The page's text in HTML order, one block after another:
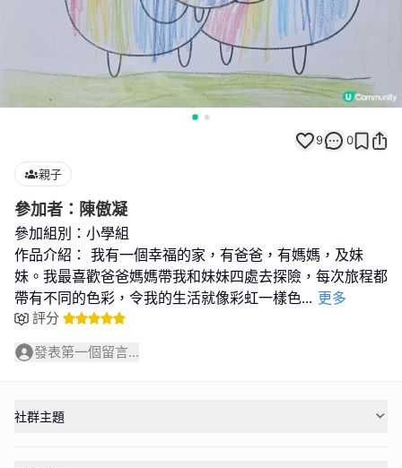
9 0
親子
參加者：陳傲凝
參加組別：小學組
作品介紹： 我有一個幸福的家，有爸爸，有媽媽，及妹
妹。我最喜歡爸爸媽媽帶我和妹妹四處去探險，每次旅程都
帶有不同的色彩，令我的生活就像彩虹一樣色... 更多
評分
發表第一個留言...
社群主題